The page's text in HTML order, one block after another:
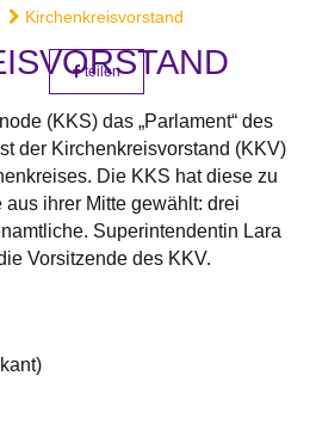
Kirchenkreisvorstand
teilen
(KKS) das „Parlament“ des
der Kirchenkreisvorstand (KKV)
Die KKS hat diese zu
ihrer Mitte gewählt: drei
Superintendentin Lara
Vorsitzende des KKV.